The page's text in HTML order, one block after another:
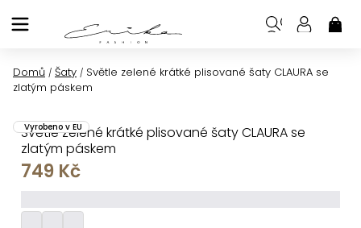
na
Domů / Šaty / Světle zelené krátké plisované šaty CLAURA se
zlatým páskem
Světle zelené krátké plisované šaty CLAURA se
zlatým páskem
Vyrobeno v EU
749 Kč